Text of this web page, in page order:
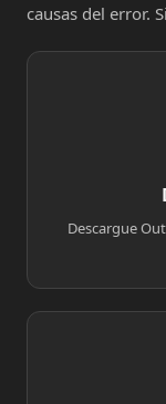
causas del error.
Descargue